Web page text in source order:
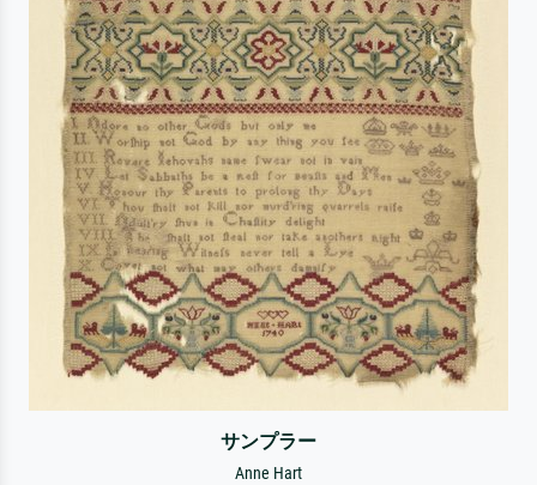
サンプラー
Anne Hart